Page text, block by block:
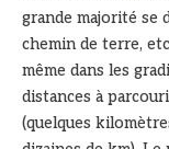
grande majorité se
chemin de terre,
même dans les
distances à
(quelques